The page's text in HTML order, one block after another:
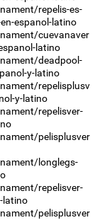
repelis-es-
espanol-latino
cuevanaver
latino
deadpool-
y-latino
repelisplusv
y-latino
repelisver-
pelisplusver
longlegs-
repelisver-
latino
pelisplusver